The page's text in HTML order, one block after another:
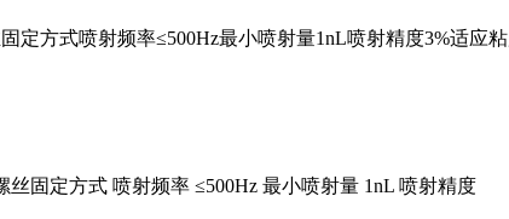
定方式喷射频率≤500Hz最小喷射量1nL喷射精度3%适应粘
固定方式 喷射频率 ≤500Hz 最小喷射量 1nL 喷射精度